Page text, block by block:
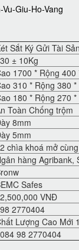
Sắt Ký Gửi Tài
± 10Kg
1700 * Rộng
310 * Rộng 380
180 * Rộng 270
Toàn Chống trộm
8mm
5mm
chìa khoá mở
hàng Agribank,
Safes
VNĐ
2770404
Lượng Cao Mới
98 2770404